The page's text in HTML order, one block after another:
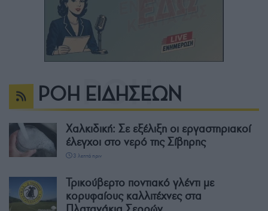
ΡΟΗ ΕΙΔΗΣΕΩΝ
Χαλκιδική: Σε εξέλιξη οι εργαστηριακοί
έλεγχοι στο νερό της Σίβηρης
3 λεπτά πριν
Τρικούβερτο ποντιακό γλέντι με
κορυφαίους καλλιτέχνες στα